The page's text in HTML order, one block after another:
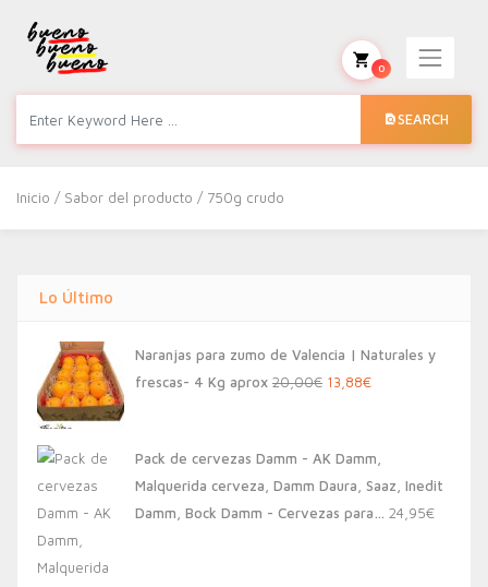
SEARCH
0
Inicio / Sabor del producto / 750g crudo
Lo Último
Naranjas para zumo de Valencia | Naturales y
frescas- 4 Kg aprox 20,00€ El
era:
20,00€.
13,88€El
es:
13,88€.
Pack de cervezas Damm - AK Damm,
Malquerida cerveza, Damm Daura, Saaz, Inedit
Damm, Bock Damm - Cervezas para… 24,95€